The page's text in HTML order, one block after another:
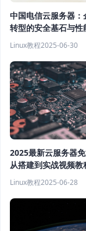
中国电信云服务器：
转型的安全基石与性
Linux教程2025-06-30
2025最新云服务器免
从搭建到实战视频教
Linux教程2025-06-28